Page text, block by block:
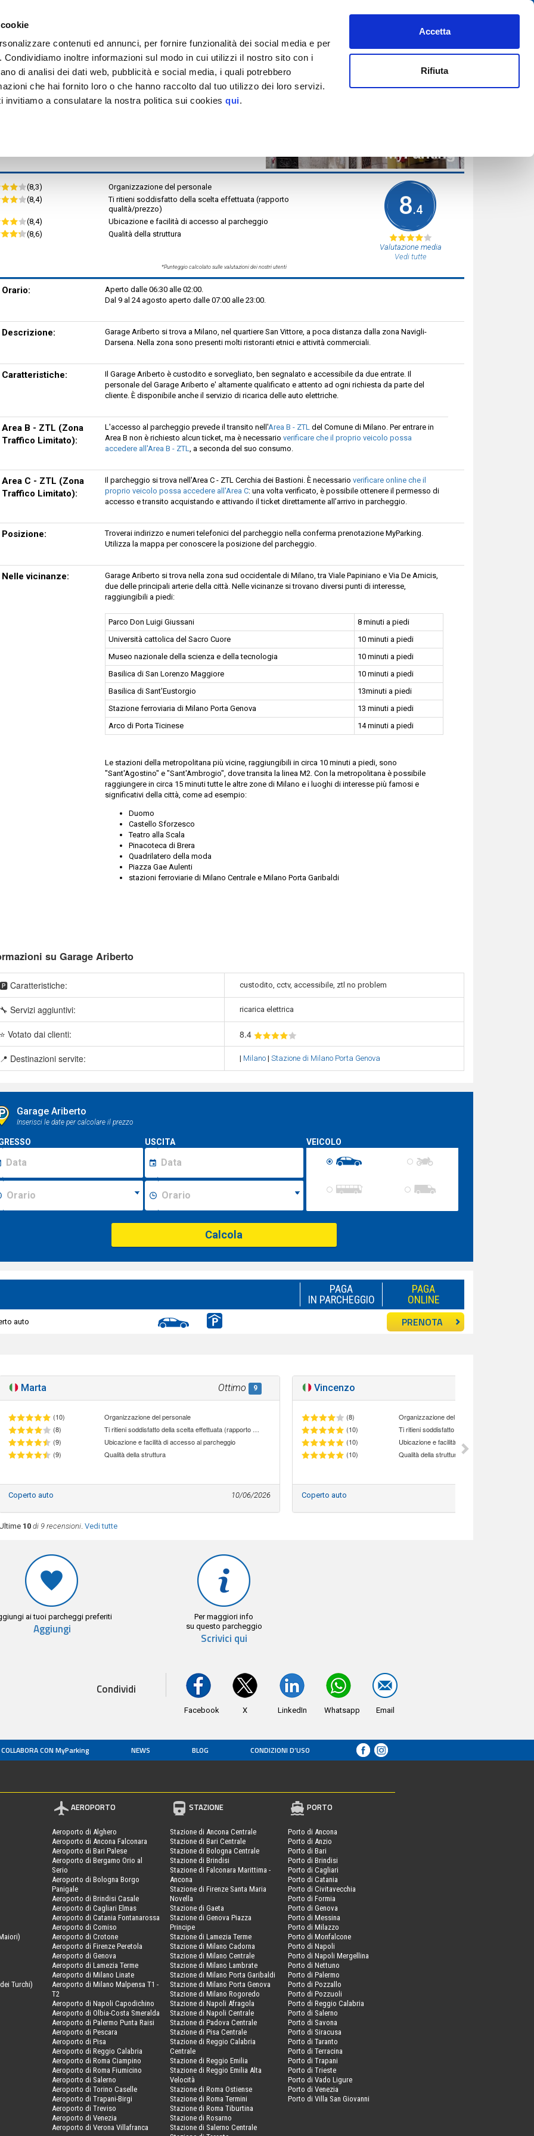
contenuti ed annunci, per fornire funzionalità dei social media e per
inoltre informazioni sul modo in cui utilizzi il nostro sito con i
di analisi dei dati web, pubblicità e social media, i quali potrebbero
che hai fornito loro o che hanno raccolto dal tuo utilizzo dei loro servizi.
invitiamo a consulatare la nostra politica sui cookiesqui.
Accetta
Rifiuta
ACCEDI
servite >
Garage Ariberto
or.rid. EV MAPPA PRENOTA ORA
H. MAX 2.20 m
(8,3)
Organizzazione del personale
(8,4)
Ti ritieni soddisfatto della scelta effettuata (rapporto
qualità/prezzo)
(8,4)
Ubicazione e facilità di accesso al parcheggio
(8,6)
Qualità della struttura
8.4
Valutazione media
Vedi tutte
*Punteggio calcolato sulle valutazioni dei nostri utenti
Orario:
Aperto dalle 06:30 alle 02:00.
Dal 9 al 24 agosto aperto dalle 07:00 alle 23:00.
Descrizione:
Garage Ariberto si trova a Milano, nel quartiere San Vittore, a poca distanza dalla zona Navigli-
Darsena. Nella zona sono presenti molti ristoranti etnici e attività commerciali.
Caratteristiche:
Il Garage Ariberto è custodito e sorvegliato, ben segnalato e accessibile da due entrate. Il
personale del Garage Ariberto e' altamente qualificato e attento ad ogni richiesta da parte del
cliente. È disponibile anche il servizio di ricarica delle auto elettriche.
Area B - ZTL (Zona
Traffico Limitato):
L'accesso al parcheggio prevede il transito nell'Area B - ZTL del Comune di Milano. Per entrare in
Area B non è richiesto alcun ticket, ma è necessario verificare che il proprio veicolo possa
accedere all'Area B - ZTL
, a seconda del suo consumo.
Area C - ZTL (Zona
Traffico Limitato):
Il parcheggio si trova nell'Area C - ZTL Cerchia dei Bastioni. È necessario verificare online che il
proprio veicolo possa accedere all'Area C: una volta verificato, è possibile ottenere il permesso di
accesso e transito acquistando e attivando il ticket direttamente all’arrivo in parcheggio.
Posizione:
Troverai indirizzo e numeri telefonici del parcheggio nella conferma prenotazione MyParking.
Utilizza la mappa per conoscere la posizione del parcheggio.
Nelle vicinanze:
Garage Ariberto si trova nella zona sud occidentale di Milano, tra Viale Papiniano e Via De Amicis,
due delle principali arterie della città. Nelle vicinanze si trovano diversi punti di interesse,
raggiungibili a piedi:
Parco Don Luigi Giussani
8 minuti a piedi
Università cattolica del Sacro Cuore
10 minuti a piedi
Museo nazionale della scienza e della tecnologia
10 minuti a piedi
Basilica di San Lorenzo Maggiore
10 minuti a piedi
Basilica di Sant'Eustorgio
13minuti a piedi
Stazione ferroviaria di Milano Porta Genova
13 minuti a piedi
Arco di Porta Ticinese
14 minuti a piedi
Le stazioni della metropolitana più vicine, raggiungibili in circa 10 minuti a piedi, sono
"Sant'Agostino" e "Sant'Ambrogio", dove transita la linea M2. Con la metropolitana è possibile
raggiungere in circa 15 minuti tutte le altre zone di Milano e i luoghi di interesse più famosi e
significativi della città, come ad esempio:
Duomo
Castello Sforzesco
Teatro alla Scala
Pinacoteca di Brera
Quadrilatero della moda
Piazza Gae Aulenti
stazioni ferroviarie di Milano Centrale e Milano Porta Garibaldi
su Garage Ariberto
Caratteristiche: custodito, cctv, accessibile, ztl no problem
Servizi aggiuntivi: ricarica elettrica
Votato dai clienti: 8.4
Destinazioni servite: | Milano | Stazione di Milano Porta Genova
Garage Ariberto
Inserisci le date per calcolare il prezzo
USCITA VEICOLO
Calcola
PAGA
ONLINE
PAGA
IN PARCHEGGIO
auto PRENOTA
Marta Ottimo 9
(10)
Organizzazione del personale
(8)
Ti ritieni soddisfatto della scelta effettuata (rapporto qualità/prezzo)
(9)
Ubicazione e facilità di accesso al parcheggio
(9)
Qualità della struttura
Coperto auto 10/06/2026
Vincenzo
(8)
Organizzazione del personale
(10)
(10)
Ubicazione e facilità di accesso al parcheggio
(10)
Qualità della struttura
Coperto auto
10 di 9 recensioni. Vedi tutte
ai tuoi parcheggi preferiti
Aggiungi
Per maggiori info
su questo parcheggio
Scrivici qui
Condividi
Facebook X LinkedIn Whatsapp Email
COLLABORA CON MyParking NEWS BLOG CONDIZIONI D’USO
Turchi)
AEROPORTO
Aeroporto di Alghero
Aeroporto di Ancona Falconara
Aeroporto di Bari Palese
Aeroporto di Bergamo Orio al
Serio
Aeroporto di Bologna Borgo
Panigale
Aeroporto di Brindisi Casale
Aeroporto di Cagliari Elmas
Aeroporto di Catania Fontanarossa
Aeroporto di Comiso
Aeroporto di Crotone
Aeroporto di Firenze Peretola
Aeroporto di Genova
Aeroporto di Lamezia Terme
Aeroporto di Milano Linate
Aeroporto di Milano Malpensa T1 -
T2
Aeroporto di Napoli Capodichino
Aeroporto di Olbia-Costa Smeralda
Aeroporto di Palermo Punta Raisi
Aeroporto di Pescara
Aeroporto di Pisa
Aeroporto di Reggio Calabria
Aeroporto di Roma Ciampino
Aeroporto di Roma Fiumicino
Aeroporto di Salerno
Aeroporto di Torino Caselle
Aeroporto di Trapani-Birgi
Aeroporto di Treviso
Aeroporto di Venezia
Aeroporto di Verona Villafranca
STAZIONE
Stazione di Ancona Centrale
Stazione di Bari Centrale
Stazione di Bologna Centrale
Stazione di Brindisi
Stazione di Falconara Marittima -
Ancona
Stazione di Firenze Santa Maria
Novella
Stazione di Gaeta
Stazione di Genova Piazza
Principe
Stazione di Lamezia Terme
Stazione di Milano Cadorna
Stazione di Milano Centrale
Stazione di Milano Lambrate
Stazione di Milano Porta Garibaldi
Stazione di Milano Porta Genova
Stazione di Milano Rogoredo
Stazione di Napoli Afragola
Stazione di Napoli Centrale
Stazione di Padova Centrale
Stazione di Pisa Centrale
Stazione di Reggio Calabria
Centrale
Stazione di Reggio Emilia
Stazione di Reggio Emilia Alta
Velocità
Stazione di Roma Ostiense
Stazione di Roma Termini
Stazione di Roma Tiburtina
Stazione di Rosarno
Stazione di Salerno Centrale
PORTO
Porto di Ancona
Porto di Anzio
Porto di Bari
Porto di Brindisi
Porto di Cagliari
Porto di Catania
Porto di Civitavecchia
Porto di Formia
Porto di Genova
Porto di Messina
Porto di Milazzo
Porto di Monfalcone
Porto di Napoli
Porto di Napoli Mergellina
Porto di Nettuno
Porto di Palermo
Porto di Pozzallo
Porto di Pozzuoli
Porto di Reggio Calabria
Porto di Salerno
Porto di Savona
Porto di Siracusa
Porto di Taranto
Porto di Terracina
Porto di Trapani
Porto di Trieste
Porto di Vado Ligure
Porto di Venezia
Porto di Villa San Giovanni